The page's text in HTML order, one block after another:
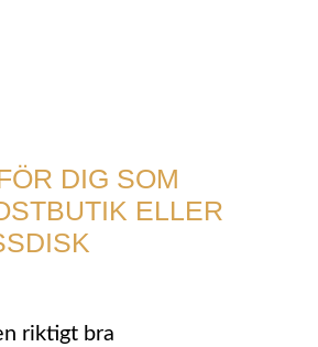
DIG SOM
ELLER
riktigt bra